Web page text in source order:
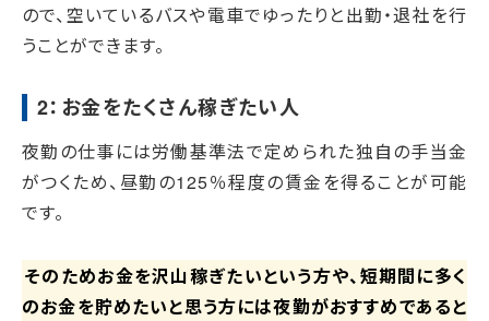
ので、空いているバスや電車でゆったりと出勤・退社を行
うことができます。
2：お金をたくさん稼ぎたい人
夜勤の仕事には労働基準法で定められた独自の手当金
がつくため、昼勤の125％程度の賃金を得ることが可能
です。
そのためお金を沢山稼ぎたいという方や、短期間に多く
のお金を貯めたいと思う方には夜勤がおすすめであると